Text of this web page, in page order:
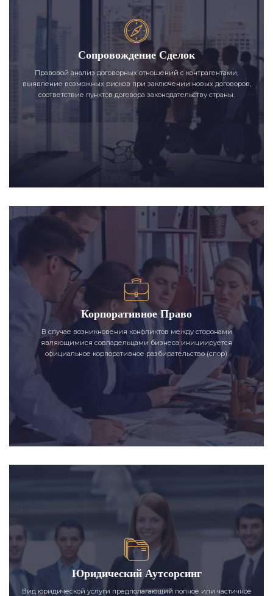
Сопровождение Сделок
Правовой анализ договорных отношений с контрагентами,
выявление возможных рисков при заключении новых договоров,
соответствие пунктов договора законодательству страны.
Корпоративное Право
В случае возникновения конфликтов между сторонами
являющимися совладельцами бизнеса инициируется
официальное корпоративное разбирательство (спор).
Юридический Аутсорсинг
Вид юридической услуги предполагающий полное или частичное